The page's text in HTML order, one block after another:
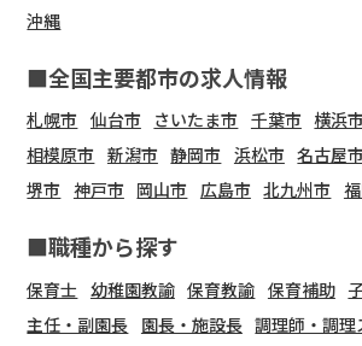
沖縄
■全国主要都市の求人情報
札幌市 仙台市 さいたま市 千葉市 横浜市
相模原市 新潟市 静岡市 浜松市 名古屋市
堺市 神戸市 岡山市 広島市 北九州市
■職種から探す
保育士 幼稚園教諭 保育教諭 保育補助
主任・副園長 園長・施設長 調理師・調理